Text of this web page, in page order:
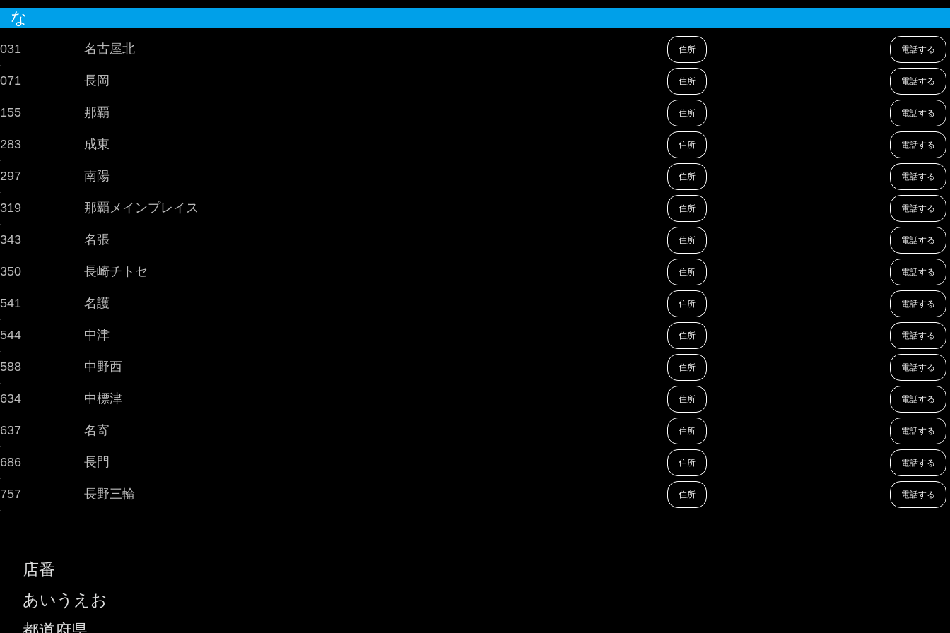
な
031 名古屋北 住所 電話する
-
071 長岡 住所 電話する
-
155 那覇 住所 電話する
-
283 成東 住所 電話する
-
297 南陽 住所 電話する
-
319 那覇メインプレイス 住所 電話する
-
343 名張 住所 電話する
-
350 長崎チトセ 住所 電話する
-
541 名護 住所 電話する
-
544 中津 住所 電話する
-
588 中野西 住所 電話する
-
634 中標津 住所 電話する
-
637 名寄 住所 電話する
-
686 長門 住所 電話する
-
757 長野三輪 住所 電話する
-
店番
あいうえお